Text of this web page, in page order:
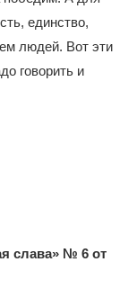
единство,
людей. Вот эти
говорить и
слава» № 6 от